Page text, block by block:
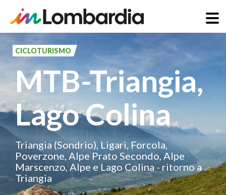
Salta
contenuto
principale
CICLOTURISMO
MTB-Triangia,
Lago Colina
Triangia (Sondrio), Ligari, Forcola,
Poverzone, Alpe Prato Secondo, Alpe
Marscenzo, Alpe e Lago Colina - ritorno a
Triangia